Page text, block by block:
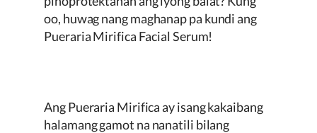
oo, huwag nang maghanap pa kundi ang
Pueraria Mirifica Facial Serum!
AngPueraria Mirificaay isang kakaibang
halamang gamot na nanatili bilang